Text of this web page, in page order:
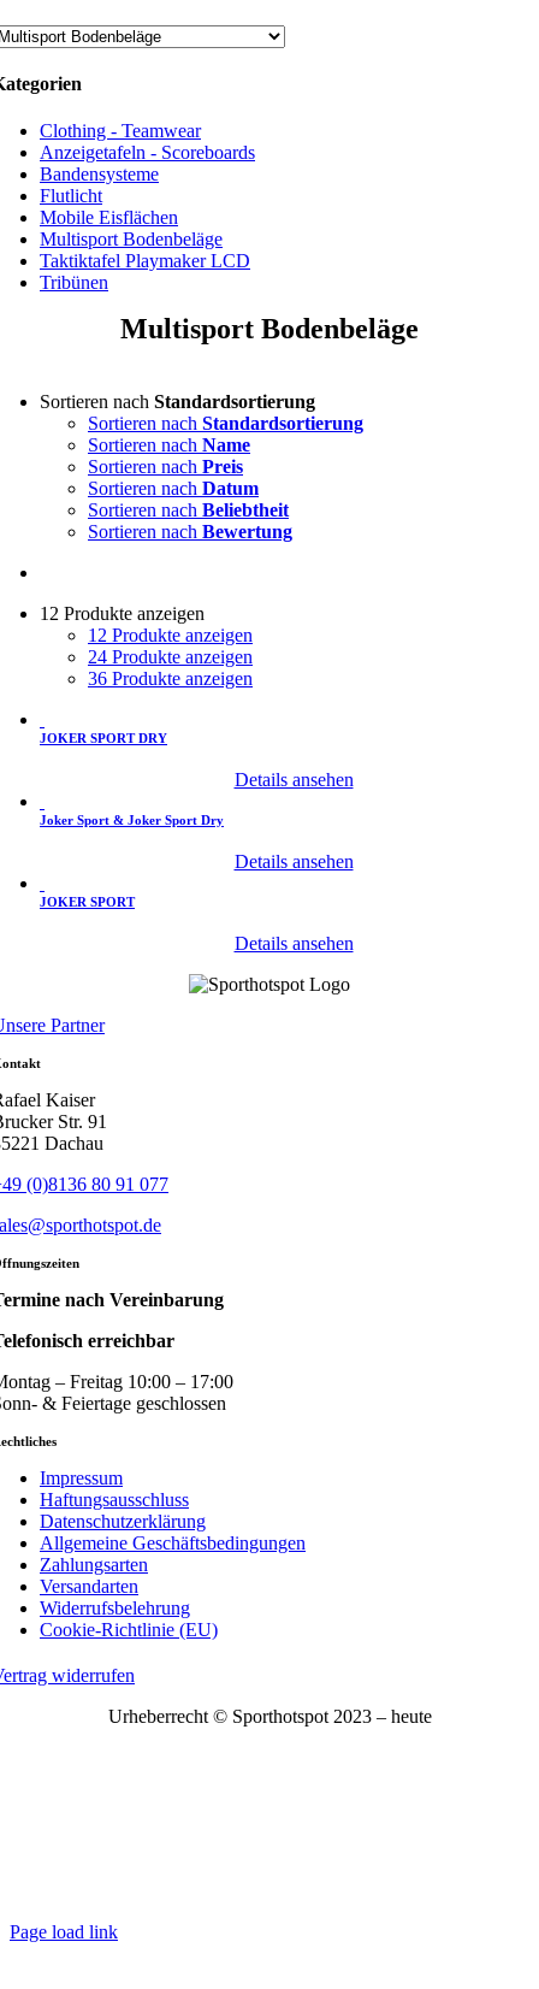
Clothing - Teamwear
Anzeigetafeln - Scoreboards
Bandensysteme
Flutlicht
Mobile Eisflächen
Multisport Bodenbeläge
Taktiktafel Playmaker LCD
Tribünen
Multisport Bodenbeläge
Sortieren nach Standardsortierung
Sortieren nach Standardsortierung
Sortieren nach Name
Sortieren nach Preis
Sortieren nach Datum
Sortieren nach Beliebtheit
Sortieren nach Bewertung
12 Produkte anzeigen
12 Produkte anzeigen
24 Produkte anzeigen
36 Produkte anzeigen
JOKER SPORT DRY
Details ansehen
Joker Sport & Joker Sport Dry
Details ansehen
JOKER SPORT
Details ansehen
Partner
Kaiser
Str. 91
Dachau
(0)8136 80 91 077
nach Vereinbarung
erreichbar
– Freitag 10:00 – 17:00
& Feiertage geschlossen
Impressum
Haftungsausschluss
Datenschutzerklärung
Allgemeine Geschäftsbedingungen
Zahlungsarten
Versandarten
Widerrufsbelehrung
Cookie-Richtlinie (EU)
widerrufen
Urheberrecht © Sporthotspot 2023 – heute
Page load link